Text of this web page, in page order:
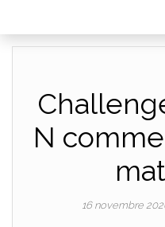
N
16 novembre